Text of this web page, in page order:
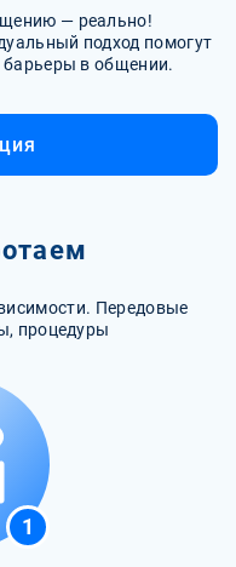
— реально!
подход помогут
барьеры в общении.
Передовые
процедуры
1